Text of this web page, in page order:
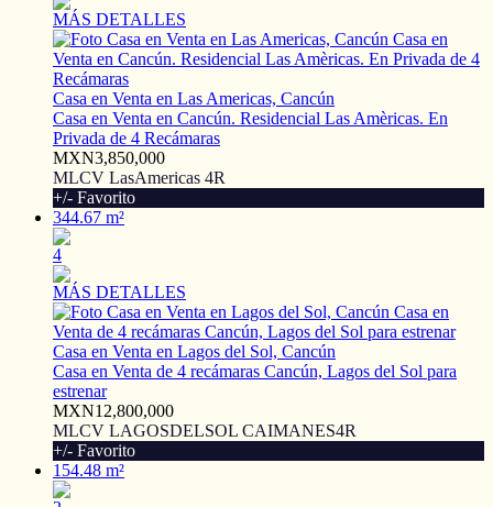
MÁS DETALLES
Casa en Venta en Las Americas, Cancún
Casa en Venta en Cancún. Residencial Las Amèricas. En
Privada de 4 Recámaras
MXN3,850,000
MLCV LasAmericas 4R
+/- Favorito
344.67 m²
4
MÁS DETALLES
Casa en Venta en Lagos del Sol, Cancún
Casa en Venta de 4 recámaras Cancún, Lagos del Sol para
estrenar
MXN12,800,000
MLCV LAGOSDELSOL CAIMANES4R
+/- Favorito
154.48 m²